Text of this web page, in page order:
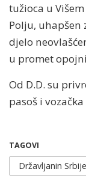
tužioca u
Polju, uhapšen
djelo
u promet
Od D.D. su
pasoš i
TAGOVI
Državljanin Srbije